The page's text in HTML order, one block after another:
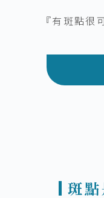
『有斑點
斑